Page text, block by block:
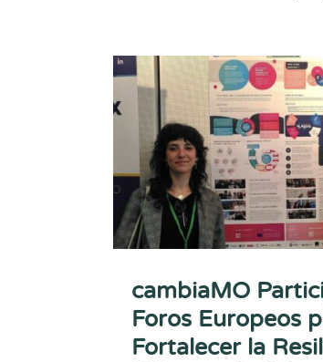
cambiaMO
Foros Europeos
Fortalecer la